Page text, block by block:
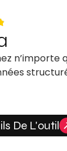
n’importe
De L'outil